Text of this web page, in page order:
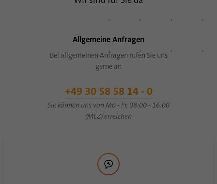
Allgemeine Anfragen
Bei allgemeinen Anfragen rufen Sie uns
gerne an
+49 30 58 58 14 - 0
Sie können uns von Mo - Fr, 08:00 - 16:00
(MEZ) erreichen